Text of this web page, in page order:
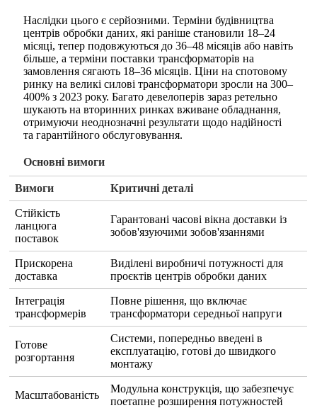
Наслідки цього є серйозними. Терміни будівництва
центрів обробки даних, які раніше становили 18–24
місяці, тепер подовжуються до 36–48 місяців або навіть
більше, а терміни поставки трансформаторів на
замовлення сягають 18–36 місяців. Ціни на спотовому
ринку на великі силові трансформатори зросли на 300–
400% з 2023 року. Багато девелоперів зараз ретельно
шукають на вторинних ринках вживане обладнання,
отримуючи неоднозначні результати щодо надійності
та гарантійного обслуговування.
Основні вимоги
Вимоги Критичні деталі
Стійкість
ланцюга
поставок
Гарантовані часові вікна доставки із
зобов'язуючими зобов'язаннями
Прискорена
доставка
Виділені виробничі потужності для
проєктів центрів обробки даних
Інтеграція
трансформерів
Повне рішення, що включає
трансформатори середньої напруги
Готове
розгортання
Системи, попередньо введені в
експлуатацію, готові до швидкого
монтажу
Масштабованість
Модульна конструкція, що забезпечує
поетапне розширення потужностей